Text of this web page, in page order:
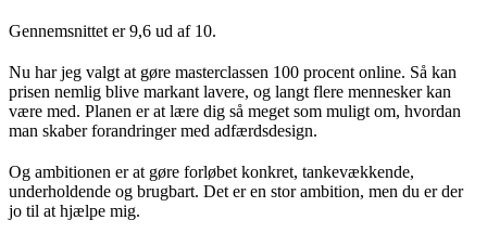
Gennemsnittet er 9,6 ud af 10.
Nu har jeg valgt at gøre masterclassen 100 procent online. Så kan
prisen nemlig blive markant lavere, og langt flere mennesker kan
være med. Planen er at lære dig så meget som muligt om, hvordan
man skaber forandringer med adfærdsdesign.
Og ambitionen er at gøre forløbet konkret, tankevækkende,
underholdende og brugbart. Det er en stor ambition, men du er der
jo til at hjælpe mig.